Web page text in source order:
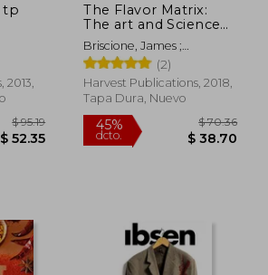
$ 25.10
45%
dcto. $
tp
The Flavor Matrix:
The art and Science
of Pairing Common
Ingredients to Create
Extraordinary Dishes
(en Inglés)
Briscione, James ;
Parkhurst, Brooke
(2)
Harvest Publications, 2018,
Tapa Dura, Nuevo